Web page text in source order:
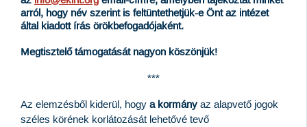
arról, hogy név szerint is feltüntethetjük-e Önt az intézet
által kiadott írás örökbefogadójaként.
Megtisztelő támogatását nagyon köszönjük!
***
Az elemzésből kiderül, hogy a kormány az alapvető jogok
széles körének korlátozását lehetővé tevő